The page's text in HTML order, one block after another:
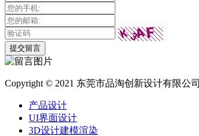
Copyright © 2021 东莞市品淘创新设计有限公司
产品设计
UI界面设计
3D设计建模渲染